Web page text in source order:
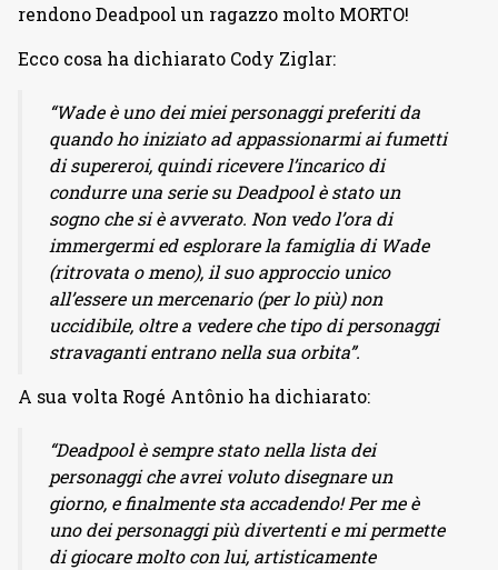
rendono Deadpool un ragazzo molto MORTO!
Ecco cosa ha dichiarato Cody Ziglar:
“Wade è uno dei miei personaggi preferiti da
quando ho iniziato ad appassionarmi ai fumetti
di supereroi, quindi ricevere l’incarico di
condurre una serie su Deadpool è stato un
sogno che si è avverato. Non vedo l’ora di
immergermi ed esplorare la famiglia di Wade
(ritrovata o meno), il suo approccio unico
all’essere un mercenario (per lo più) non
uccidibile, oltre a vedere che tipo di personaggi
stravaganti entrano nella sua orbita”.
A sua volta Rogé Antônio ha dichiarato:
“Deadpool è sempre stato nella lista dei
personaggi che avrei voluto disegnare un
giorno, e finalmente sta accadendo! Per me è
uno dei personaggi più divertenti e mi permette
di giocare molto con lui, artisticamente